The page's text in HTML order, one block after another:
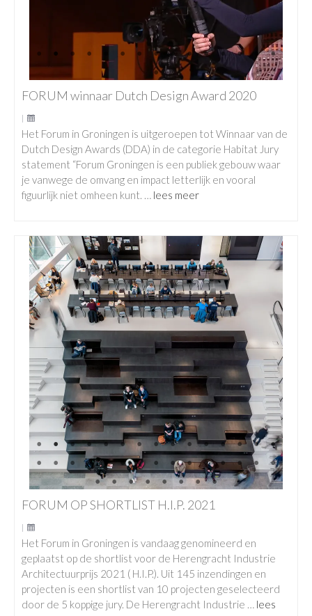
FORUM winnaar Dutch Design Award 2020
|
Het Forum in Groningen is uitgeroepen tot Winnaar van de
Dutch Design Awards (DDA) in de categorie Habitat Jury
statement “Forum Groningen is een publiek gebouw waar
je vanwege de omvang en impact letterlijk en vooral
figuurlijk niet omheen kunt. … lees meer
FORUM OP SHORTLIST H.I.P. 2021
|
Het Forum in Groningen is vandaag genomineerd en
geplaatst op de shortlist voor de Herengracht Industrie
Architectuurprijs 2021 ( H.I.P.). Uit 145 inzendingen en
projecten is een shortlist van 10 projecten geselecteerd
door de 5 koppige jury. De Herengracht Industrie … lees